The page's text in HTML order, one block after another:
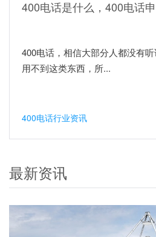
400电话是什么，400电话
400电话，相信大部分人都没有
用不到这类东西，所...
400电话行业资讯
最新资讯